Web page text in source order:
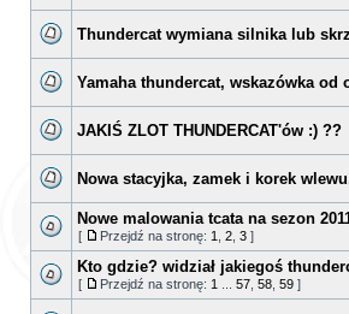
Thundercat wymiana silnika lub
Yamaha thundercat, wskazówka od
JAKIŚ ZLOT THUNDERCAT'ów :) ??
Nowa stacyjka, zamek i korek
Nowe malowania tcata na sezon
[ Przejdź na stronę: 1 2 3 ]
Kto gdzie? widział jakiegoś
[ Przejdź na stronę: 1 57 58 59 ]